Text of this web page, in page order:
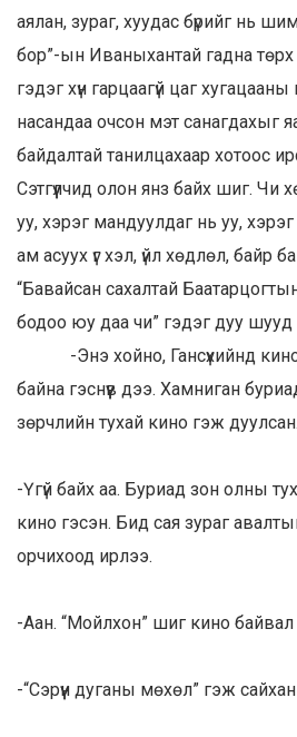
аялан, зураг, хуудас бүрийг нь
бор”-ын Иваныхантай гадна
гэдэг хүн гарцаагүй цаг хугацааны
насандаа очсон мэт санагдахыг
байдалтай танилцахаар хотоос
Сэтгүүлчид олон янз байх шиг. Чи
уу, хэрэг мандуулдаг нь уу, хэрэг
ам асуух үг хэл, үйл хөдлөл, байр
“Бавайсан сахалтай
бодоо юу даа чи” гэдэг дуу
-Энэ хойно, Гансүхийнд
байна гэснүүв дээ. Хамниган
зөрчлийн тухай кино гэж дуулсан.
-Үгүй байх аа. Буриад зон олны
кино гэсэн. Бид сая зураг
орчихоод ирлээ.
-Аан. “Мойлхон” шиг кино байвал
-“Сэрүүн дуганы мөхөл” гэж